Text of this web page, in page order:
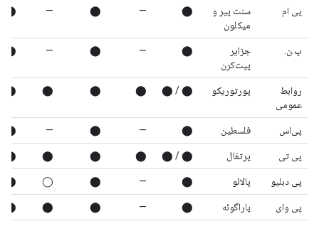
پی ام
سنت پیر و
میکلون
⬤
—
⬤
—
⬤
پ.ن.
جزایر
پیت‌کرن
⬤
—
⬤
—
⬤
روابط
عمومی
پورتوریکو ⬤ / ⬤
⬤
⬤
⬤
⬤
پی‌اس فلسطین ⬤
—
⬤
—
⬤
پی تی پرتغال ⬤ / ⬤
⬤
⬤
⬤
⬤
پی دبلیو پالائو ⬤
—
⬤
◯
⬤
پی وای پاراگوئه ⬤
—
⬤
⬤
⬤